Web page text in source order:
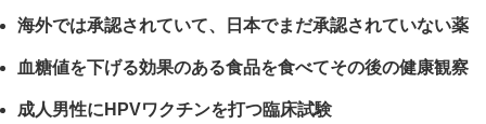
海外では承認されていて、日本でまだ承認されていない薬
血糖値を下げる効果のある食品を食べてその後の健康観察
成人男性にHPVワクチンを打つ臨床試験